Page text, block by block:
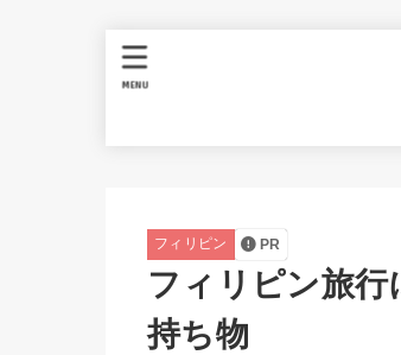
MENU
フィリピン PR
フィリピン旅
持ち物